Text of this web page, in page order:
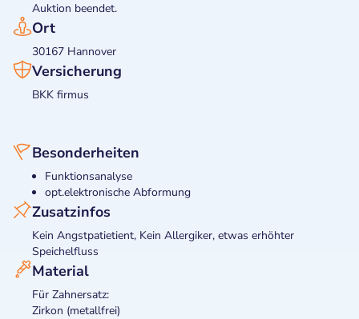
Auktion beendet.
Ort
30167 Hannover
Versicherung
BKK firmus
Besonderheiten
Funktionsanalyse
opt.elektronische Abformung
Zusatzinfos
Kein Angstpatietient, Kein Allergiker, etwas erhöhter
Speichelfluss
Material
Für Zahnersatz:
Zirkon (metallfrei)